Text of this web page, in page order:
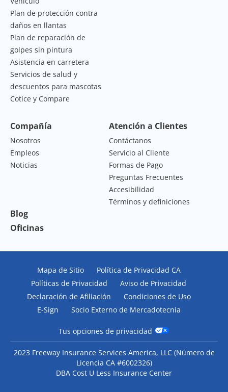
Plan de protección contra
daños en llantas
Plan de reparación de
golpes sin pintura
Asistencia en carretera
Servicios de salud y
descuentos para mascotas
Cotice y Compare
Compañía
Nosotros
Empleos
Noticias
Atención a Clientes
Contáctanos
Servicio al Cliente
Formas de Pago
Preguntas Frecuentes
Accesibilidad
Términos y definiciones
Blog
Oficinas
Mapa de Sitio
Política de Privacidad CA
Políticas de Privacidad
Aviso de Privacidad
Declaración de Afiliación
Condiciones de Uso
E-Sign
Socio Externo de Mercadotecnia
Tus opciones de privacidad
2023 Freeway Insurance Services America, LLC (Número de
Licencia CA #6002326)
DBA Cost U Less Insurance Center